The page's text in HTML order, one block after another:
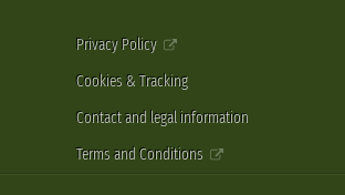
Privacy Policy
Cookies & Tracking
Contact and legal information
Terms and Conditions